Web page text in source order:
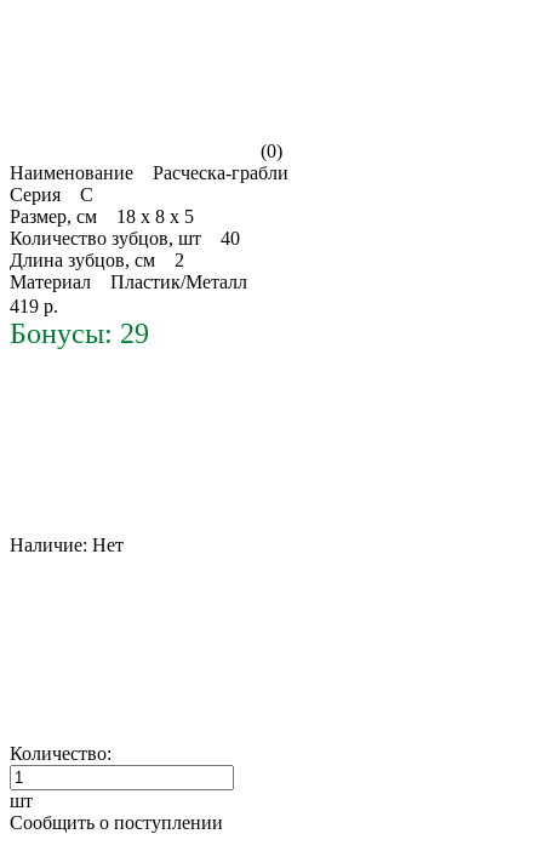
(0)
Наименование Расческа-грабли
Серия С
Размер, см 18 х 8 х 5
Количество зубцов, шт 40
Длина зубцов, см 2
Материал Пластик/Металл
419 р.
Бонусы: 29
Наличие: Нет
Количество:
шт
Сообщить о поступлении